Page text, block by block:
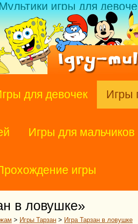
игры для
для девочек Игры
Игры для мальчиков
игры
в ловушке»
> Игры Тарзан > Игра Тарзан в ловушке